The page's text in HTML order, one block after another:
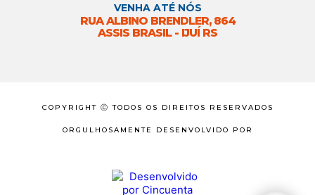
VENHA ATÉ NÓS
RUA ALBINO BRENDLER, 864
ASSIS BRASIL - IJUÍ RS
COPYRIGHT Ⓒ TODOS OS DIREITOS RESERVADOS
ORGULHOSAMENTE DESENVOLVIDO POR